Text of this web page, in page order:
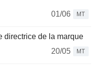
01/06
MT
directrice de la marque
20/05
MT